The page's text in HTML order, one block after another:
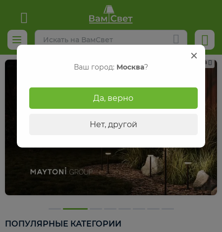
Реклама
ПОПУЛЯРНЫЕ КАТЕГОРИИ
Ваш город: Москва?
Да, верно
Нет, другой